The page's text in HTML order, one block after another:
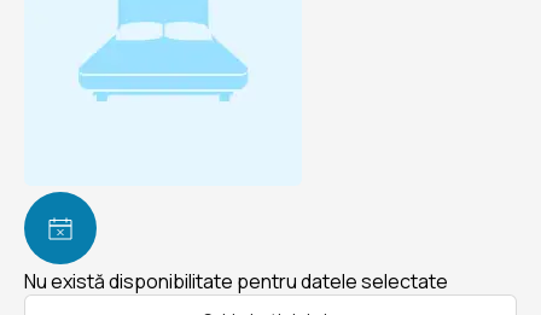
Nu există disponibilitate pentru datele selectate